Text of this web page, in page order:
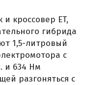
кроссовер ET,
гибрида
1,5-литровый
с
и 634 Нм
разгоняться с